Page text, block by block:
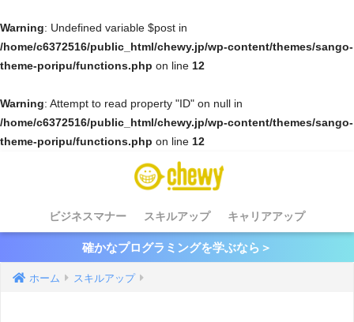
Warning: Undefined variable $post in
/home/c6372516/public_html/chewy.jp/wp-content/themes/sango-
theme-poripu/functions.php on line 12
Warning: Attempt to read property "ID" on null in
/home/c6372516/public_html/chewy.jp/wp-content/themes/sango-
theme-poripu/functions.php on line 12
ビジネスマナー スキルアップ キャリアアップ
確かなプログラミングを学ぶなら＞
ホーム スキルアップ